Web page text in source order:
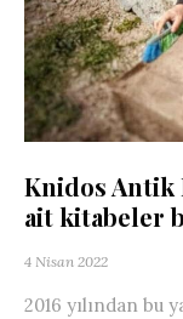
Knidos Antik
ait kitabeler
4 Nisan 2022
2016 yılından bu